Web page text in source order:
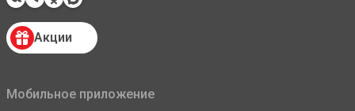
Акции
Мобильное приложение